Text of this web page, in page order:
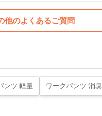
他のよくあるご質問
ンツ 軽量 ワークパンツ 消臭